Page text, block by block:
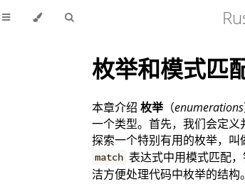
枚举和模式匹
本章介绍 枚举（enumerations
一个类型。首先，我们会定
探索一个特别有用的枚举，叫
match 表达式中用模式匹配
洁方便处理代码中枚举的结构。